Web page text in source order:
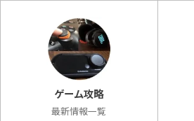
ゲーム攻略
最新情報一覧